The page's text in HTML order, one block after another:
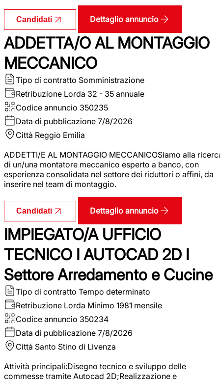
Candidati Dettaglio annuncio
ADDETTA/O AL MONTAGGIO
MECCANICO
Tipo di contratto Somministrazione
Retribuzione Lorda 32 - 35 annuale
Codice annuncio 350235
Data di pubblicazione 7/8/2026
Città Reggio Emilia
ADDETTI/E AL MONTAGGIO MECCANICOSiamo alla
di un/una montatore meccanico esperto a banco, con
esperienza consolidata nel settore dei riduttori o affini, da
inserire nel team di montaggio.
Candidati Dettaglio annuncio
IMPIEGATO/A UFFICIO
TECNICO I AUTOCAD 2D I
Settore Arredamento e Cucine
Tipo di contratto Tempo determinato
Retribuzione Lorda Minimo 1981 mensile
Codice annuncio 350234
Data di pubblicazione 7/8/2026
Città Santo Stino di Livenza
Attività principali:Disegno tecnico e sviluppo delle
commesse tramite Autocad 2D;Realizzazione e